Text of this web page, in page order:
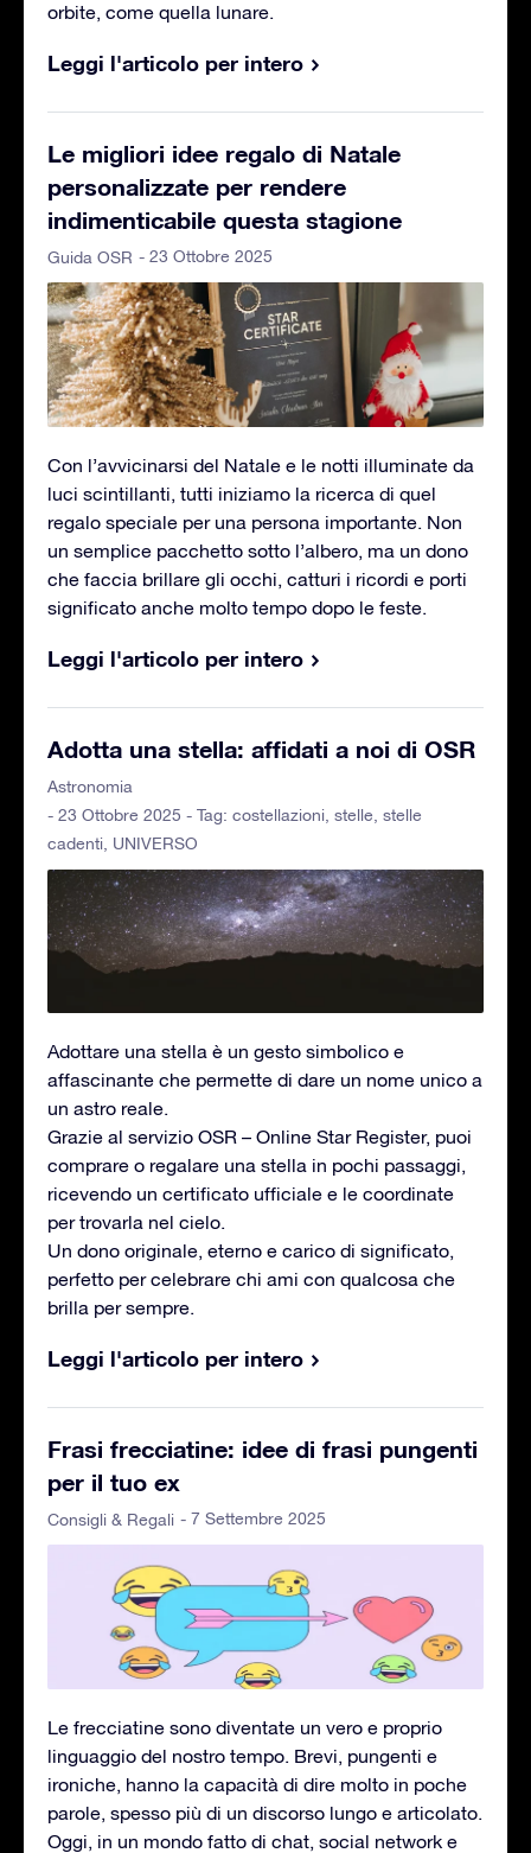
orbite, come quella lunare.
Leggi l'articolo per intero
Le migliori idee regalo di Natale
personalizzate per rendere
indimenticabile questa stagione
Guida OSR - 23 Ottobre 2025
Con l’avvicinarsi del Natale e le notti illuminate da
luci scintillanti, tutti iniziamo la ricerca di quel
regalo speciale per una persona importante. Non
un semplice pacchetto sotto l’albero, ma un dono
che faccia brillare gli occhi, catturi i ricordi e porti
significato anche molto tempo dopo le feste.
Leggi l'articolo per intero
Adotta una stella: affidati a noi di OSR
Astronomia
- 23 Ottobre 2025 - Tag: costellazioni stelle stelle
cadenti UNIVERSO
Adottare una stella è un gesto simbolico e
affascinante che permette di dare un nome unico a
un astro reale.
Grazie al servizio OSR – Online Star Register, puoi
comprare o regalare una stella in pochi passaggi,
ricevendo un certificato ufficiale e le coordinate
per trovarla nel cielo.
Un dono originale, eterno e carico di significato,
perfetto per celebrare chi ami con qualcosa che
brilla per sempre.
Leggi l'articolo per intero
Frasi frecciatine: idee di frasi pungenti
per il tuo ex
Consigli & Regali - 7 Settembre 2025
Le frecciatine sono diventate un vero e proprio
linguaggio del nostro tempo. Brevi, pungenti e
ironiche, hanno la capacità di dire molto in poche
parole, spesso più di un discorso lungo e articolato.
Oggi, in un mondo fatto di chat, social network e